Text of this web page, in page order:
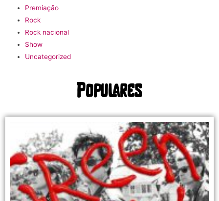
Premiação
Rock
Rock nacional
Show
Uncategorized
Populares